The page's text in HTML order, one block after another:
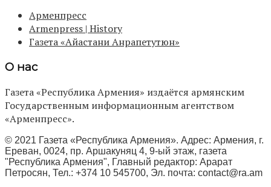
Арменпресс
Armenpress | History
Газета «Айастани Анрапетутюн»
О нас
Газета «Республика Армения» издаётся армянским
Государственным информационным агентством
«Арменпресс».
© 2021 Газета «Республика Армения». Адрес: Армения, г.
Ереван, 0024, пр. Аршакуняц 4, 9-ый этаж, газета
"Республика Армения", Главный редактор: Арарат
Петросян, Тел.: +374 10 545700, Эл. почта: contact@ra.am